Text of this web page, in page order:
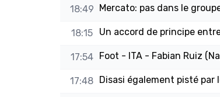
18:49 Mercato: pas dans le
18:15 Un accord de principe
17:54 Foot - ITA - Fabian Ruiz
17:48 Disasi également pisté par